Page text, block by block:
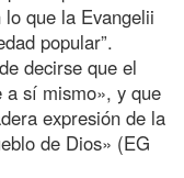
que la Evangelii
popular”.
decirse que el
a sí mismo», y que
expresión de la
de Dios» (EG